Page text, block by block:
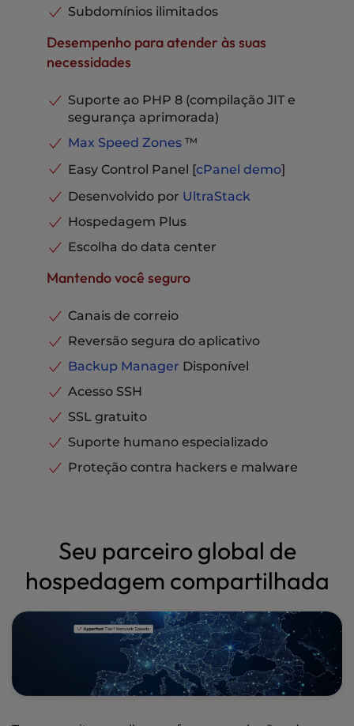
Cache avançado
Incluído
Bancos de dados MySQL e
PostgreSQL
caixa de entrada
20 GB
Suporte por telefone, chat e
Incluído
Subdomínios ilimitados
Desempenho para atender às suas
necessidades
Suporte ao PHP 8 (compilação JIT e
segurança aprimorada)
Max Speed Zones™
Easy Control Panel [cPanel demo]
Desenvolvido por UltraStack
Hospedagem Plus
Escolha do data center
Mantendo você seguro
Canais de correio
Reversão segura do aplicativo
Backup Manager Disponível
Acesso SSH
SSL gratuito
Suporte humano especializado
Proteção contra hackers e malware
Seu parceiro global de
hospedagem compartilhada